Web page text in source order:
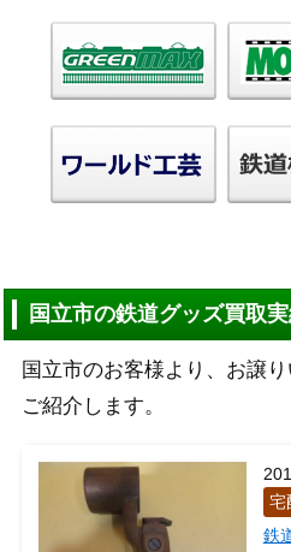
国立市の鉄道グッズ買取
国立市のお客様より、お譲
ご紹介します。
宅
鉄